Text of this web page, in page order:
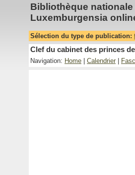
Bibliothèque
Luxemburgensia
Sélection du type de publication:
Clef du cabinet des princes
Navigation: Home Calendrier